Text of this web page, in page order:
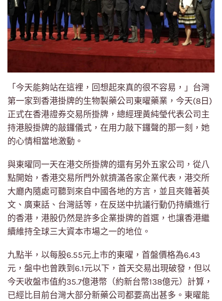
「今天能夠站在這裡，回想起來真的很不容易，」台灣
第一家到香港掛牌的生物製藥公司東曜藥業，今天(8日)
正式在香港證券交易所掛牌，總經理黃純瑩代表公司主
持港股掛牌的敲鑼儀式，在用力敲下鑼聲的那一刻，她
的心情相當地激動。
與東曜同一天在港交所掛牌的還有另外五家公司，從八
點開始，香港交易所門外就擠滿各家企業代表，港交所
大廳內隨處可聽到來自中國各地的方言，並且夾雜著英
文、廣東話、台灣話等，在反送中抗議行動仍持續進行
的香港，港股仍然是許多企業掛牌的首選，也讓香港繼
續維持全球三大資本市場之一的地位。
九點半，以每股6.55元上市的東曜，首盤價格為6.43
元，盤中也曾跌到6.1元以下，首天交易出現破發，但以
今天收盤市值約35.7億港幣（約新台幣138億元）計算，
已經比目前台灣大部分新藥公司都要高出甚多。東曜能